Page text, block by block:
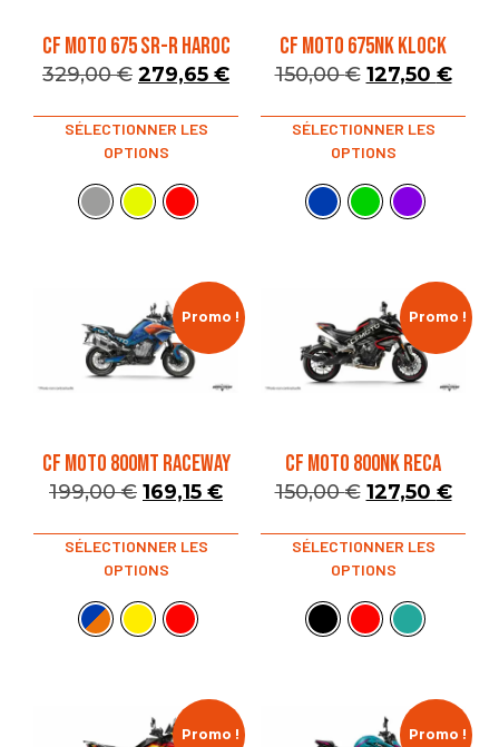
CF MOTO 675 SR-R HAROC
329,00€ 279,65 €
SÉLECTIONNER LES
OPTIONS
CF MOTO 675NK KLOCK
150,00€ 127,50 €
SÉLECTIONNER LES
OPTIONS
Promo !
CF MOTO 800MT RACEWAY
199,00€ 169,15 €
SÉLECTIONNER LES
OPTIONS
Promo !
CF MOTO 800NK RECA
150,00€ 127,50 €
SÉLECTIONNER LES
OPTIONS
Promo ! Promo !